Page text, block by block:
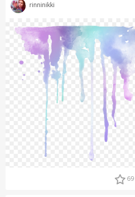
rinninikki
69